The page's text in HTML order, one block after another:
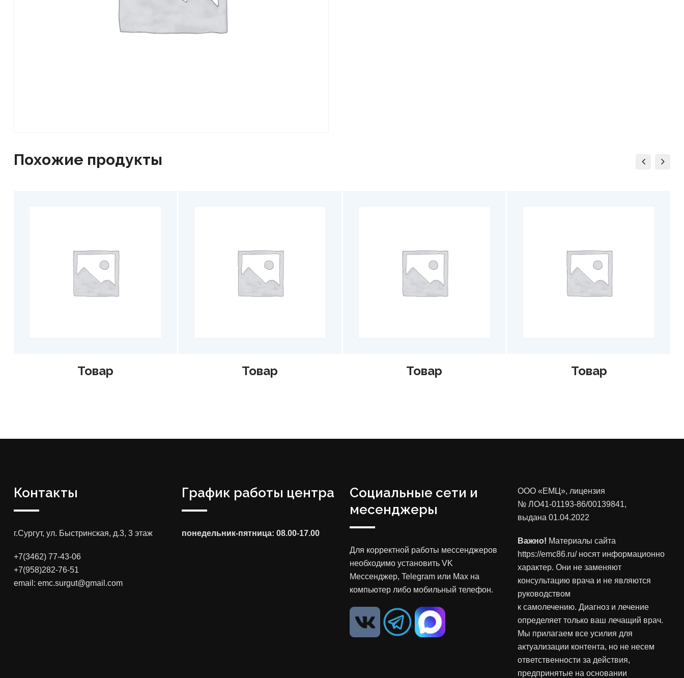
Похожие продукты
Товар Товар Товар Товар
Контакты
г.Сургут, ул. Быстринская, д.3, 3 этаж
+7(3462) 77-43-06
+7(958)282-76-51
email: emc.surgut@gmail.com
График работы центра
понедельник-пятница: 08.00-17.00
Социальные сети и
месенджеры
Для корректной работы мессенджеров
необходимо установить VK
Мессенджер, Telegram или Max на
компьютер либо мобильный телефон.
ООО «ЕМЦ», лицензия
№ ЛО41-01193-86/00139841,
выдана 01.04.2022
Важно! Материалы сайта
https://emc86.ru/ носят информационно
характер. Они не заменяют
консультацию врача и не являются
руководством
к самолечению. Диагноз и лечение
определяет только ваш лечащий врач.
Мы прилагаем все усилия для
актуализации контента, но не несем
ответственности за действия,
предпринятые на основании